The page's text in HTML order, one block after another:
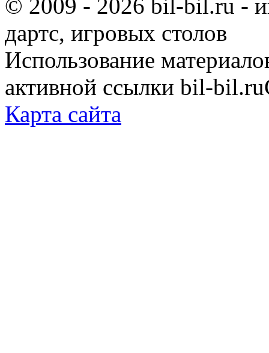
© 2009 - 2026 bil-bil.ru -
дартс, игровых столов
Использование
активной ссылки bil-bil.ru
Карта сайта